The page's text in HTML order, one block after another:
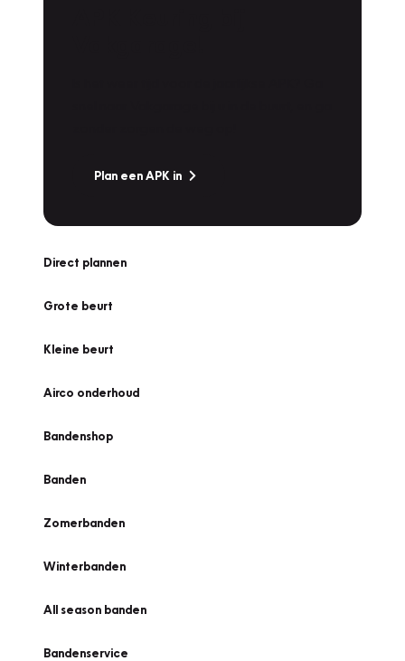
Plan een APK in
Direct plannen
Grote beurt
Kleine beurt
Airco onderhoud
Bandenshop
Banden
Zomerbanden
Winterbanden
All season banden
Bandenservice